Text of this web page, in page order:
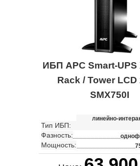
ИБП APC Smart-UPS
Rack / Tower LCD
SMX750I
Тип ИБП:
линейно-
Фазность:
Мощность: